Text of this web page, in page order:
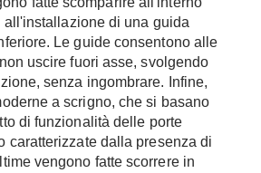
A Chiocciola
Scale Interni
Ringhiere
Rivestimenti
Ceramica
Cotto
di una guida
Le guide consentono alle
uscire fuori asse, svolgendo
senza ingombrare. Infine,
a scrigno, che si basano
di funzionalità delle porte
caratterizzate dalla presenza di
vengono fatte scorrere in